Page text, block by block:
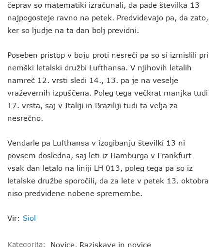
čeprav so matematiki izračunali, da pade številka 13
najpogosteje ravno na petek. Predvidevajo pa, da zato,
ker so ljudje na ta dan bolj previdni.
Poseben pristop v boju proti nesreči pa so si izmislili pri
nemški letalski družbi Lufthansa. V njihovih letalih
namreč 12. vrsti sledi 14., 13. pa je na veselje
vraževernih izpuščena. Poleg tega večkrat manjka tudi
17. vrsta, saj v Italiji in Braziliji tudi ta velja za
nesrečno.
Vendarle pa Lufthansa v izogibanju številki 13 ni
povsem dosledna, saj leti iz Hamburga v Frankfurt
vsak dan letalo na liniji LH 013, poleg tega pa so iz
letalske družbe sporočili, da za lete v petek 13. oktobra
niso predvidene nobene spremembe.
Vir: Siol
Kategorija: Novice, Raziskave in novice